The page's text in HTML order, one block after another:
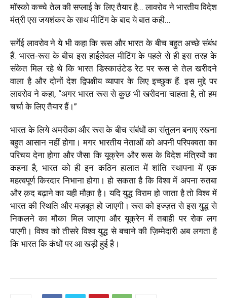
मॉस्को कच्चे तेल की सप्लाई के लिए तैयार है… लावरोव ने भारतीय विदेश
मंत्री एस जयशंकर के साथ मीटिंग के बाद ये बात कही…
सर्गेई लावरोव ने ये भी कहा कि रूस और भारत के बीच बहुत अच्छे संबंध
हैं. भारत-रूस के बीच इस हाईलेवल मीटिंग के पहले से ही इस तरह के
संकेत मिल रहे थे कि भारत डिस्काउंटेड रेट पर रूस से तेल खरीदने
वाला है और दोनों देश द्विपक्षीय व्यापार के लिए इच्छुक हैं. इस मुद्दे पर
लावरोव ने कहा, “अगर भारत रूस से कुछ भी खरीदना चाहता है, तो हम
चर्चा के लिए तैयार हैं।”
भारत के लिये अमरीका और रूस के बीच संबंधों का संतुलन बनाए रखना
बहुत आसान नहीं होगा। मगर भारतीय नेताओं को अपनी परिपक्वता का
परिचय देना होगा और जैसा कि यूक्रेन और रूस के विदेश मंत्रियों का
कहना है, भारत को ही इन कठिन हालात में शांति स्थापना में एक
महत्वपूर्ण किरदार निभाना होगा। हो सकता है कि विश्व में अपना रुतबा
और क़द बढ़ाने का यही मौक़ा है। यदि युद्ध विराम हो जाता है तो विश्व में
भारत की स्थिति और मज़बूत हो जाएगी। रूस को इज्ज़त से इस युद्ध से
निकलने का मौका मिल जाएगा और यूक्रेन में तबाही पर रोक लग
पाएगी। विश्व को तीसरे विश्व युद्ध से बचाने की ज़िम्मेदारी अब लगता है
कि भारत कि कंधों पर आ खड़ी हुई है।